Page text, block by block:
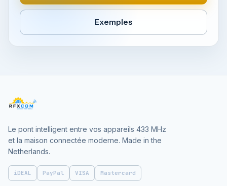
Exemples
Le pont intelligent entre vos appareils 433 MHz
et la maison connectée moderne. Made in the
Netherlands.
iDEAL PayPal VISA Mastercard